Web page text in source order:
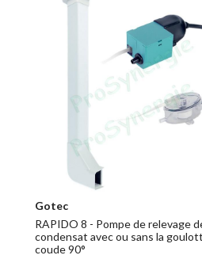
Gotec
RAPIDO 8 - Pompe de relevage
condensat avec ou sans la
coude 90°